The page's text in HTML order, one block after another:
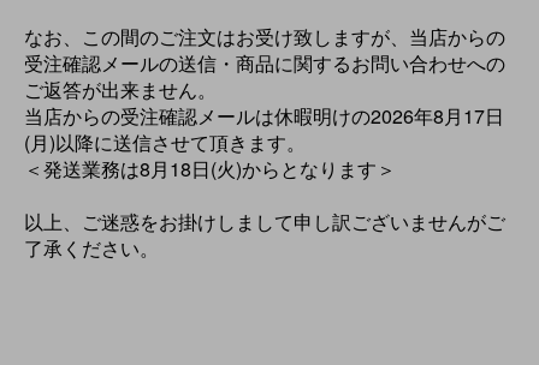
なお、この間のご注文はお受け致しますが、当店からの
受注確認メールの送信・商品に関するお問い合わせへの
ご返答が出来ません。
当店からの受注確認メールは休暇明けの2026年8月17日
(月)以降に送信させて頂きます。
＜発送業務は8月18日(火)からとなります＞
以上、ご迷惑をお掛けしまして申し訳ございませんがご
了承ください。